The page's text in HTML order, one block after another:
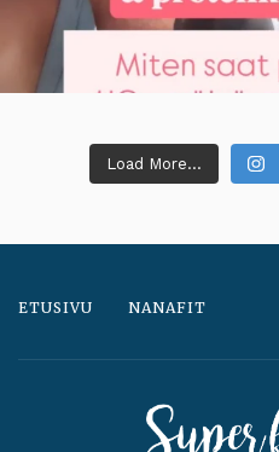
Load More...
ETUSIVU NANAFIT